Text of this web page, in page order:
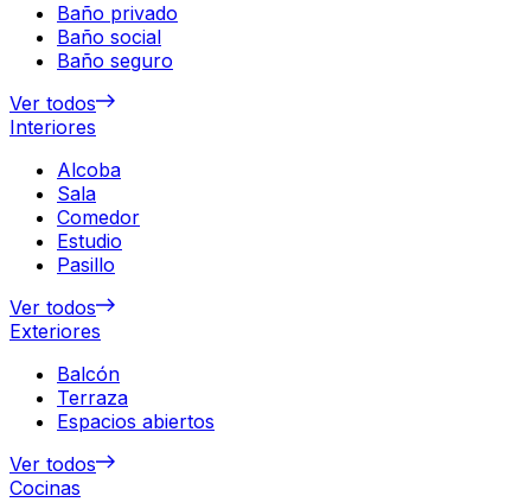
Baño privado
Baño social
Baño seguro
Ver todos
Interiores
Alcoba
Sala
Comedor
Estudio
Pasillo
Ver todos
Exteriores
Balcón
Terraza
Espacios abiertos
Ver todos
Cocinas